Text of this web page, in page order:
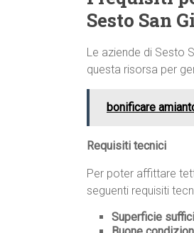
Sesto San
Le aziende di Sesto
questa risorsa per
bonificare
Requisiti tecnici
Per poter affittare
seguenti requisiti
Superficie